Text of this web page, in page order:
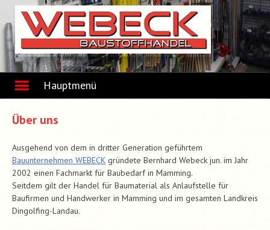
content
Hauptmenü
Über uns
Ausgehend von dem in dritter Generation geführtem
Bauunternehmen WEBECK gründete Bernhard Webeck jun. im Jahr
2002 einen Fachmarkt für Baubedarf in Mamming.
Seitdem gilt der Handel für Baumaterial als Anlaufstelle für
Baufirmen und Handwerker in Mamming und im gesamten Landkreis
Dingolfing-Landau.